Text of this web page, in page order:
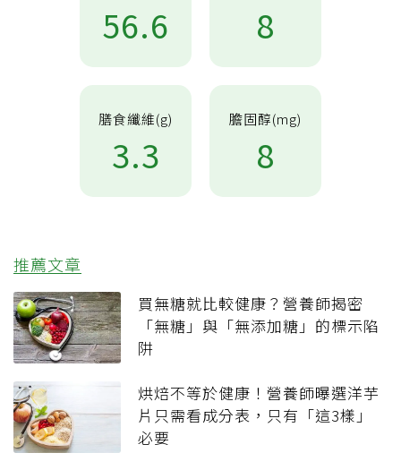
56.6 8
膳食纖維(g)
3.3
膽固醇(mg)
8
推薦文章
買無糖就比較健康？營養師揭密
「無糖」與「無添加糖」的標示陷
阱
烘焙不等於健康！營養師曝選洋芋
片只需看成分表，只有「這3樣」
必要